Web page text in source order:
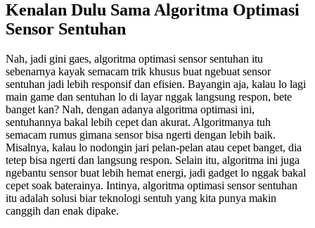
Kenalan Dulu Sama Algoritma Optimasi
Sensor Sentuhan
Nah, jadi gini gaes, algoritma optimasi sensor sentuhan itu
sebenarnya kayak semacam trik khusus buat ngebuat sensor
sentuhan jadi lebih responsif dan efisien. Bayangin aja, kalau lo lagi
main game dan sentuhan lo di layar nggak langsung respon, bete
banget kan? Nah, dengan adanya algoritma optimasi ini,
sentuhannya bakal lebih cepet dan akurat. Algoritmanya tuh
semacam rumus gimana sensor bisa ngerti dengan lebih baik.
Misalnya, kalau lo nodongin jari pelan-pelan atau cepet banget, dia
tetep bisa ngerti dan langsung respon. Selain itu, algoritma ini juga
ngebantu sensor buat lebih hemat energi, jadi gadget lo nggak bakal
cepet soak baterainya. Intinya, algoritma optimasi sensor sentuhan
itu adalah solusi biar teknologi sentuh yang kita punya makin
canggih dan enak dipake.